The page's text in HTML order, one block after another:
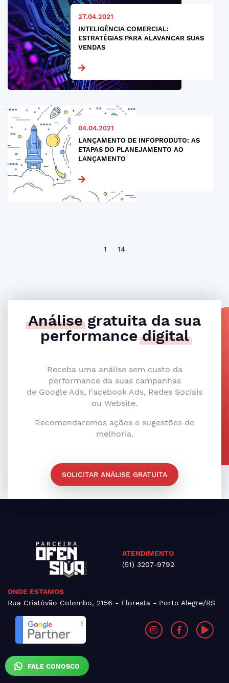
FALE CONOSCO
27.04.2021
INTELIGÊNCIA COMERCIAL:
ESTRATÉGIAS PARA ALAVANCAR SUAS
VENDAS
04.04.2021
LANÇAMENTO DE INFOPRODUTO: AS
ETAPAS DO PLANEJAMENTO AO
LANÇAMENTO
1 14
Análisegratuita da sua
performancedigital
Receba uma análise sem custo da
performance da suas campanhas
de Google Ads, Facebook Ads, Redes Sociais
ou Website.
Recomendaremos ações e sugestões de
melhoria.
SOLICITAR ANÁLISE GRATUITA
ATENDIMENTO
(51) 3207-9792
ONDE ESTAMOS
Rua Cristóvão Colombo, 2156 - Floresta - Porto Alegre/RS